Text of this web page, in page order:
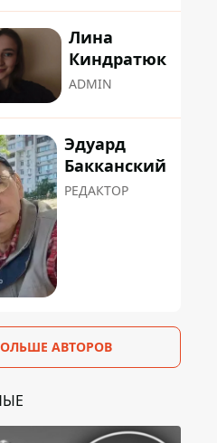
Лина
Киндратюк
ADMIN
Эдуард
Бакканский
РЕДАКТОР
АВТОРОВ